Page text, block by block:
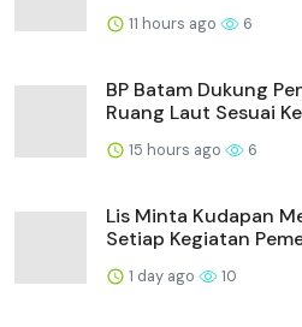
11 hours ago 6
BP Batam Dukung
Ruang Laut Sesuai
15 hours ago 6
Lis Minta Kudapan
Setiap Kegiatan
1 day ago 10